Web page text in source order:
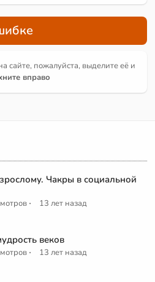
сайте, пожалуйста, выделите её и
вправо
Чакры в социальной
· 13 лет назад
веков
· 13 лет назад